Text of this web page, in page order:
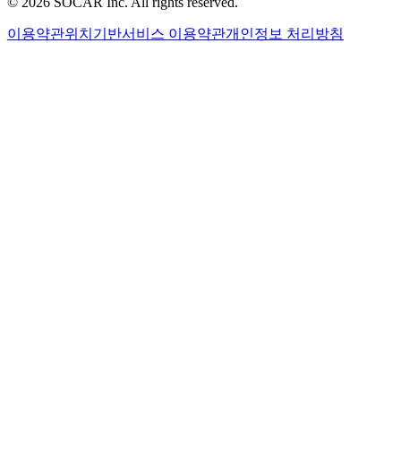
이용약관위치기반서비스 이용약관개인정보 처리방침